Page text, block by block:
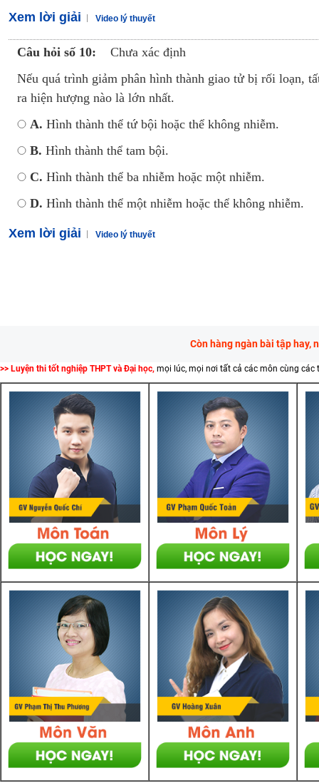
Xem lời giải Video lý thuyết
Câu hỏi số 10:
Chưa xác định
Nếu quá trình giảm phân hình thành giao tử bị rối loạn,
ra hiện hượng nào là lớn nhất.
A. Hình thành thể tứ bội hoặc thể không nhiễm.
B. Hình thành thể tam bội.
C. Hình thành thể ba nhiễm hoặc một nhiễm.
D. Hình thành thể một nhiễm hoặc thể không nhiễm.
Xem lời giải Video lý thuyết
Còn hàng ngàn bài tập hay,
>> Luyện thi tốt nghiệp THPT và Đại học, mọi lúc, mọi nơi tất cả các môn cùng các